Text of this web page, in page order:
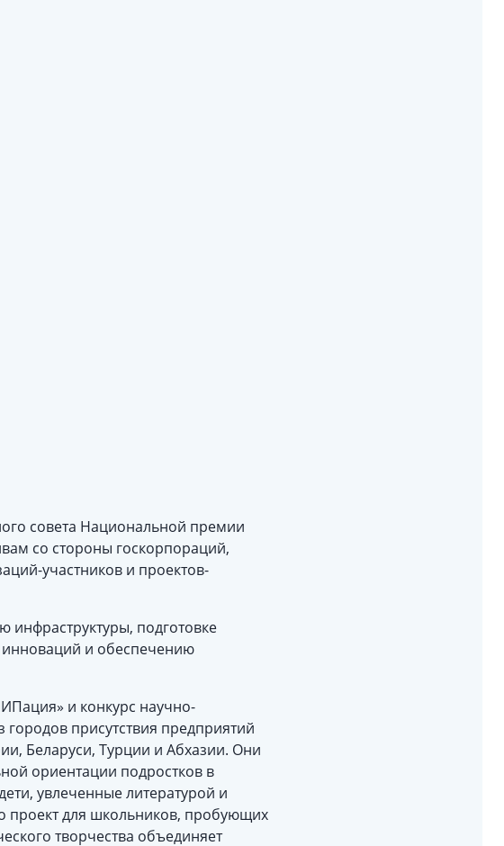
совета Национальной премии
со стороны госкорпораций,
участников и проектов-
подготовке
и обеспечению
и конкурс научно-
городов присутствия предприятий
Беларуси, Турции и Абхазии. Они
ориентации подростков в
увлеченные литературой и
проект для школьников, пробующих
творчества объединяет